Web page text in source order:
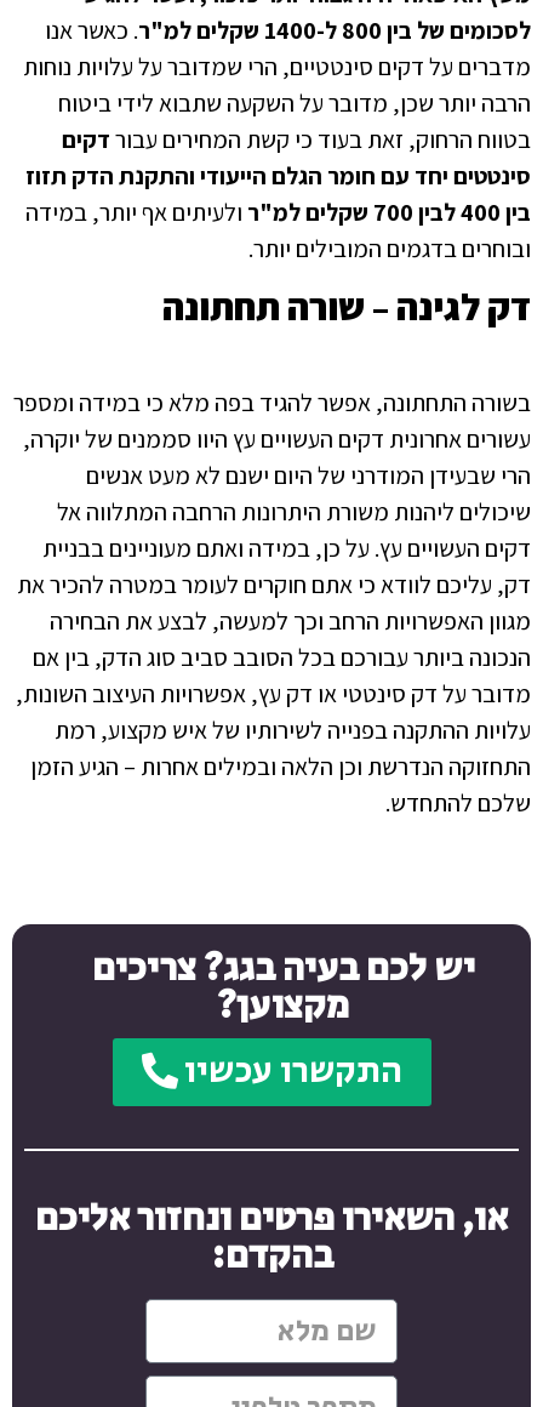
לסכומים של בין 800 ל-1400 שקלים למ"ר
. כאשר אנו
מדברים על דקים סינטטיים, הרי שמדובר על עלויות נוחות
הרבה יותר שכן, מדובר על השקעה שתבוא לידי ביטוח
בטווח הרחוק, זאת בעוד כי קשת המחירים עבורדקים
סינטטים יחד עם חומר הגלם הייעודי והתקנת הדק תזוז
בין 400 לבין 700 שקלים למ"ר
ולעיתים אף יותר, במידה
ובוחרים בדגמים המובילים יותר.
דק לגינה – שורה תחתונה
בשורה התחתונה, אפשר להגיד בפה מלא כי במידה ומספר
עשורים אחרונית דקים העשויים עץ היוו סממנים של יוקרה,
הרי שבעידן המודרני של היום ישנם לא מעט אנשים
שיכולים ליהנות משורת היתרונות הרחבה המתלווה אל
דקים העשויים עץ. על כן, במידה ואתם מעוניינים בבניית
דק, עליכם לוודא כי אתם חוקרים לעומר במטרה להכיר את
מגוון האפשרויות הרחב וכך למעשה, לבצע את הבחירה
הנכונה ביותר עבורכם בכל הסובב סביב סוג הדק, בין אם
מדובר על דק סינטטי או דק עץ, אפשרויות העיצוב השונות,
עלויות ההתקנה בפנייה לשירותיו של איש מקצוע, רמת
התחזוקה הנדרשת וכן הלאה ובמילים אחרות – הגיע הזמן
שלכם להתחדש.
יש לכם בעיה בגג? צריכים
מקצוען?
התקשרו עכשיו
או, השאירו פרטים ונחזור אליכם
בהקדם: